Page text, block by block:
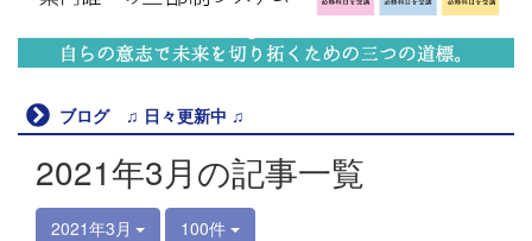
u
t
ブログ ♫ 日々更新中 ♫
2021年3月の記事一覧
2021年3月 100件